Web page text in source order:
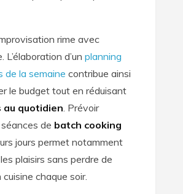
rime avec
L’élaboration d’un planning
de la semaine contribue ainsi
le budget tout en réduisant
au quotidien. Prévoir
de batch cooking
jours permet notamment
plaisirs sans perdre de
chaque soir.